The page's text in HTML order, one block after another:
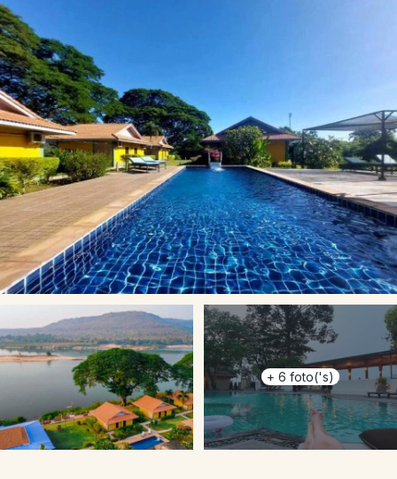
+ 6 foto('s)